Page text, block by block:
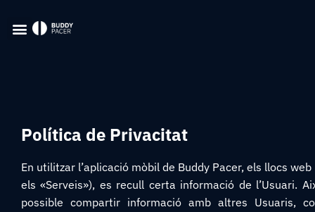
Política de Privacitat
En utilitzar l’aplicació mòbil de Buddy Pacer, els llocs
els «Serveis»), es recull certa informació de l’Usuari.
possible compartir informació amb altres Usuaris,